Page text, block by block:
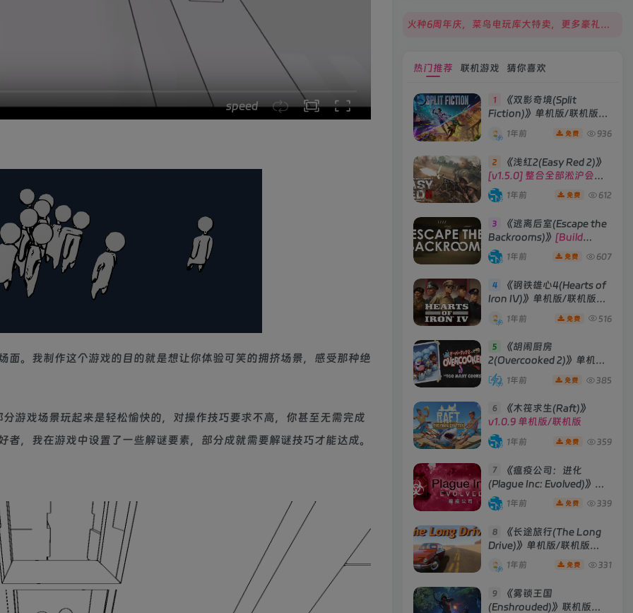
speed
。我制作这个游戏的目的就是想让你体验可笑的拥挤场景，感受那种绝
游戏场景玩起来是轻松愉快的，对操作技巧要求不高，你甚至无需完成
，我在游戏中设置了一些解谜要素，部分成就需要解谜技巧才能达成。
火种6周年庆，菜鸟电玩库大特卖，更多豪礼等你来领！
热门推荐 联机游戏 猜你喜欢
1
《双影奇境(Split
Fiction)》单机版/联机版
1年前 免费 936
2
《浅红2(Easy Red 2)》
[v1.5.0] 整合全部淞沪会战-
南京保卫战等DLCs
1年前 免费 612
3
《逃离后室(Escape the
Backrooms)》 [Build
28012024]联机版
1年前 免费 607
4
《钢铁雄心4(Hearts of
Iron IV)》单机版/联机版
1年前 免费 516
5
《胡闹厨房
2(Overcooked 2)》单机版/
联机版
Build 01102020 联机版]
1年前 免费 385
6
《木筏求生(Raft)》
v1.0.9 单机版/联机版
1年前 免费 359
7
《瘟疫公司：进化
(Plague Inc: Evolved)》
[v1.19.1.0]
1年前 免费 339
8
《长途旅行(The Long
Drive)》单机版/联机版
1年前 免费 331
9
《雾锁王国
(Enshrouded)》联机版